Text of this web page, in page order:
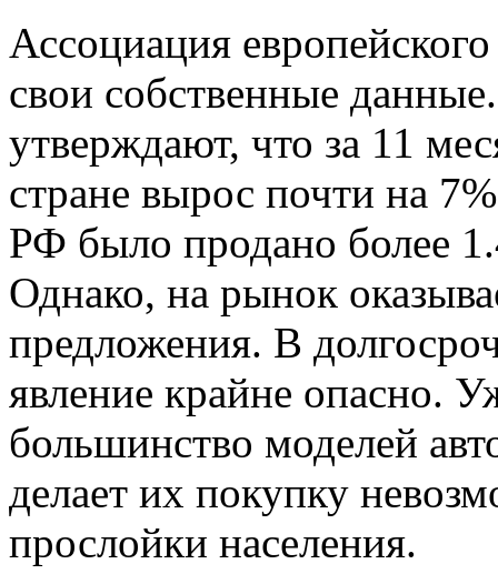
Ассоциация
свои собственные
утверждают, что за 11
стране вырос почти на
РФ было продано более
Однако, на рынок
предложения. В
явление крайне опасно.
большинство моделей
делает их покупку
прослойки населения.